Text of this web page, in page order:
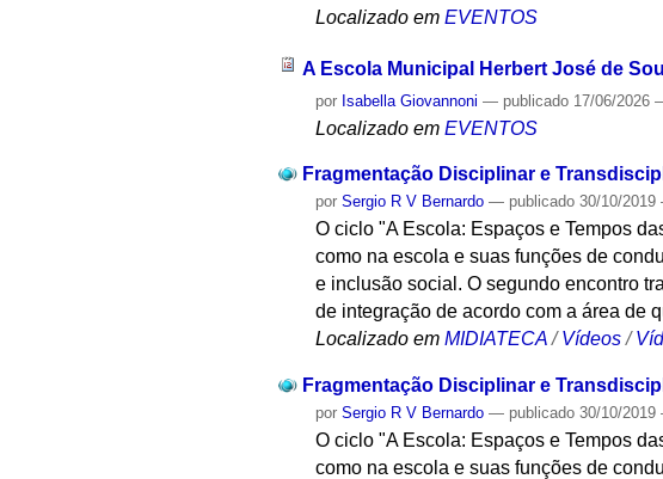
Localizado em EVENTOS
A Escola Municipal Herbert José de
por Isabella Giovannoni — publicado 17/06/2026
Localizado em EVENTOS
Fragmentação Disciplinar e
porSergio R V Bernardo — publicado 30/10/2019
O ciclo "A Escola: Espaços e Tempos
como na escola e suas funções de
e inclusão social. O segundo encontro
de integração de acordo com a área de
Localizado em MIDIATECA /Vídeos /
Fragmentação Disciplinar e
porSergio R V Bernardo — publicado 30/10/2019
O ciclo "A Escola: Espaços e Tempos
como na escola e suas funções de